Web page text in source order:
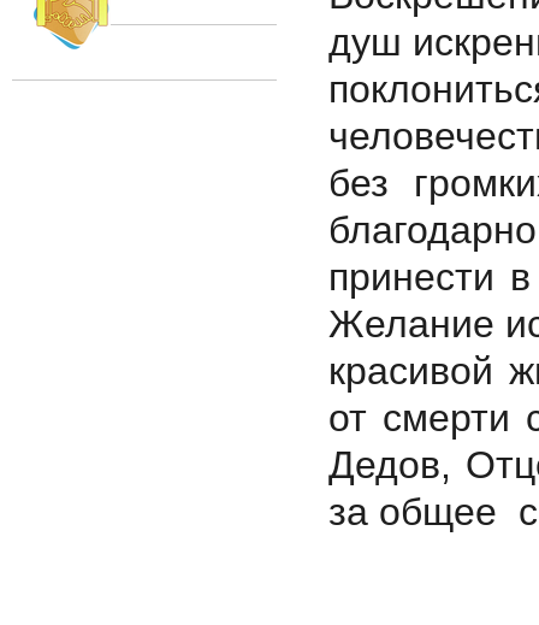
душ
без
принести
Желание
красивой
от смерти
Дедов,
за общее